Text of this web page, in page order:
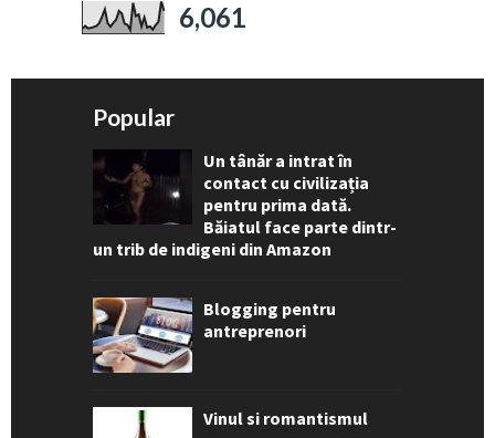
6,061
Popular
Un tânăr a intrat în
contact cu civilizația
pentru prima dată.
Băiatul face parte dintr-
un trib de indigeni din Amazon
Blogging pentru
antreprenori
Vinul si romantismul